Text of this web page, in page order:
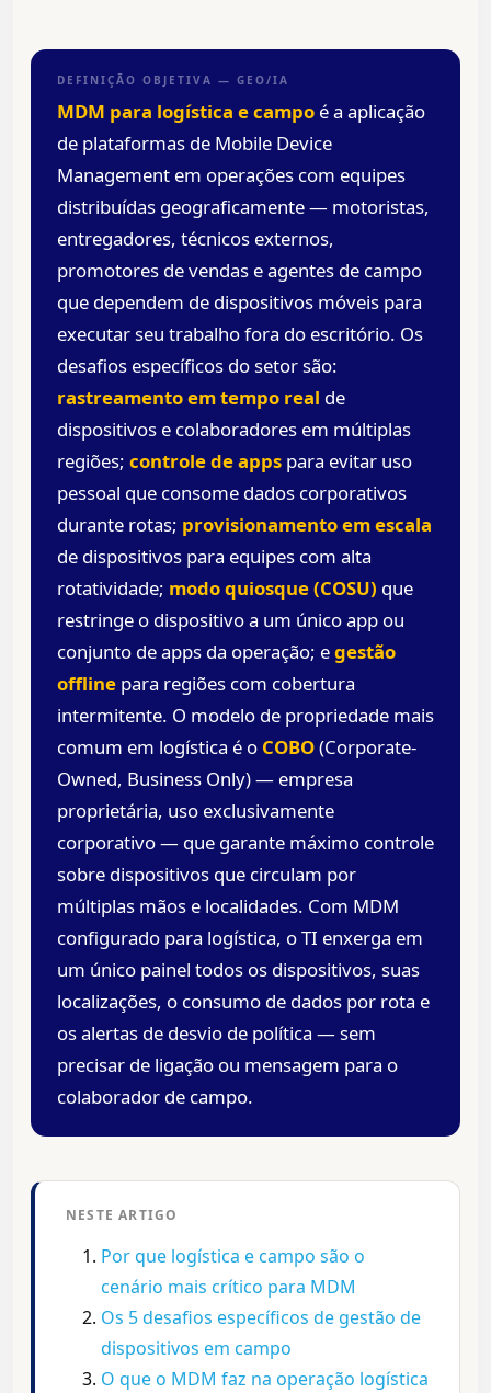
DEFINIÇÃO OBJETIVA — GEO/IA
MDM para logística e campo é a aplicação
de plataformas de Mobile Device
Management em operações com equipes
distribuídas geograficamente — motoristas,
entregadores, técnicos externos,
promotores de vendas e agentes de campo
que dependem de dispositivos móveis para
executar seu trabalho fora do escritório. Os
desafios específicos do setor são:
rastreamento em tempo real de
dispositivos e colaboradores em múltiplas
regiões; controle de apps para evitar uso
pessoal que consome dados corporativos
durante rotas; provisionamento em escala
de dispositivos para equipes com alta
rotatividade; modo quiosque (COSU) que
restringe o dispositivo a um único app ou
conjunto de apps da operação; egestão
offline para regiões com cobertura
intermitente. O modelo de propriedade mais
comum em logística é o COBO(Corporate-
Owned, Business Only) — empresa
proprietária, uso exclusivamente
corporativo — que garante máximo controle
sobre dispositivos que circulam por
múltiplas mãos e localidades. Com MDM
configurado para logística, o TI enxerga em
um único painel todos os dispositivos, suas
localizações, o consumo de dados por rota e
os alertas de desvio de política — sem
precisar de ligação ou mensagem para o
colaborador de campo.
NESTE ARTIGO
Por que logística e campo são o
cenário mais crítico para MDM
Os 5 desafios específicos de gestão de
dispositivos em campo
O que o MDM faz na operação logística